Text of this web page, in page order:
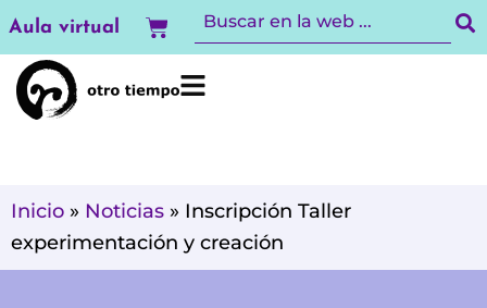
al
contenido
Aula virtual Carrito
Inicio » Noticias » Inscripción Taller
experimentación y creación